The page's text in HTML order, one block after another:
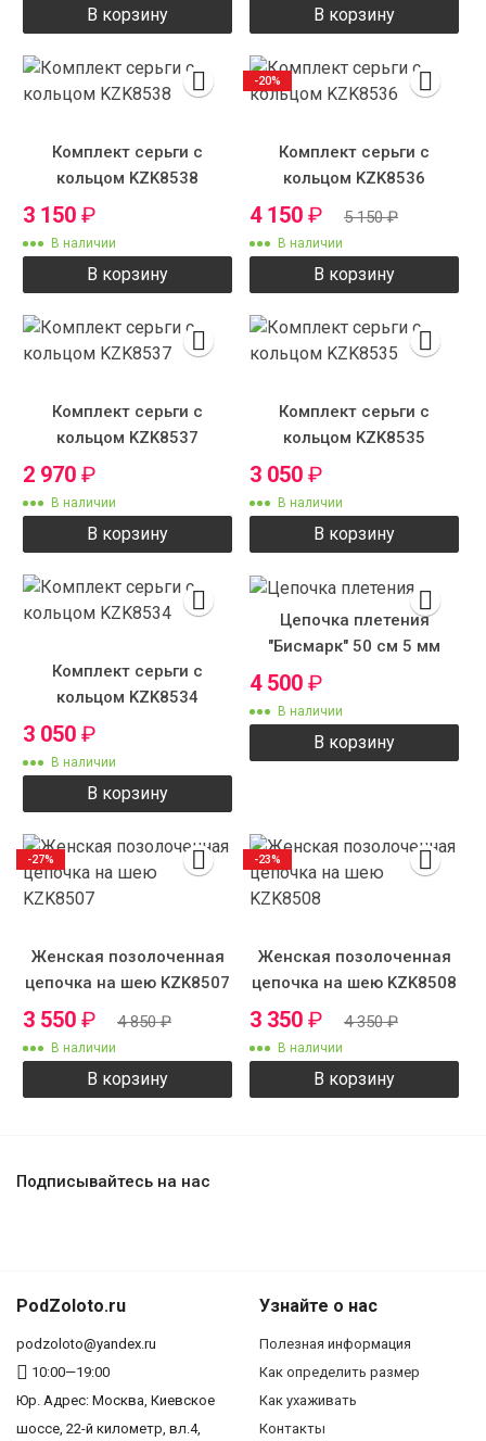
В корзину В корзину
Комплект серьги с
кольцом KZK8538
3 150 ₽
В наличии
В корзину
Комплект серьги с
кольцом KZK8536
4 150 ₽ 5 150₽
В наличии
В корзину
-20%
Комплект серьги с
кольцом KZK8537
2 970 ₽
В наличии
В корзину
Комплект серьги с
кольцом KZK8535
3 050 ₽
В наличии
В корзину
Комплект серьги с
кольцом KZK8534
3 050 ₽
В наличии
В корзину
Цепочка плетения
"Бисмарк" 50 см 5 мм
4 500 ₽
В наличии
В корзину
Женская позолоченная
цепочка на шею KZK8507
3 550 ₽ 4 850₽
В наличии
В корзину
-27%
Женская позолоченная
цепочка на шею KZK8508
3 350 ₽ 4 350₽
В наличии
В корзину
-23%
Подписывайтесь на нас
PodZoloto.ru
podzoloto@yandex.ru
10:00—19:00
Юр. Адреc: Москва, Киевское
шоссе, 22-й километр, вл.4,
Узнайте о нас
Полезная информация
Как определить размер
Как ухаживать
Контакты